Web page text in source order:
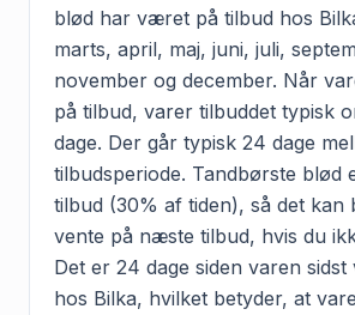
blød har været på tilbud hos
marts, april, maj, juni, juli,
november og december. Når
på tilbud, varer tilbuddet typisk
dage. Der går typisk 24 dage
tilbudsperiode. Tandbørste blød
tilbud (30% af tiden), så det kan
vente på næste tilbud, hvis du
Det er 24 dage siden varen
hos Bilka, hvilket betyder, at